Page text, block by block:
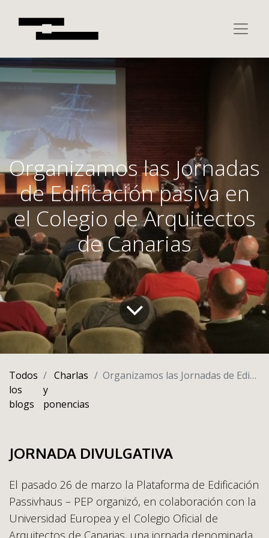
Organizamos las Jornadas
de Edificación pasiva en
el Colegio de Arquitectos
de Canarias
Todos
los
blogs
Charlas
y
ponencias
Organizamos las Jornadas de Edificación pasiva en el Colegio de Arquitectos de Canarias
JORNADA DIVULGATIVA
El pasado 26 de marzo la Plataforma de Edificación
Passivhaus – PEP organizó, en colaboración con la
Universidad Europea y el Colegio Oficial de
Arquitectos de Canarias, una jornada denominada